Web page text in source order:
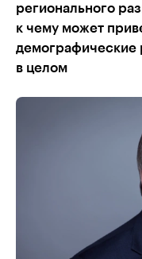
регионального
к чему может
демографические
в целом